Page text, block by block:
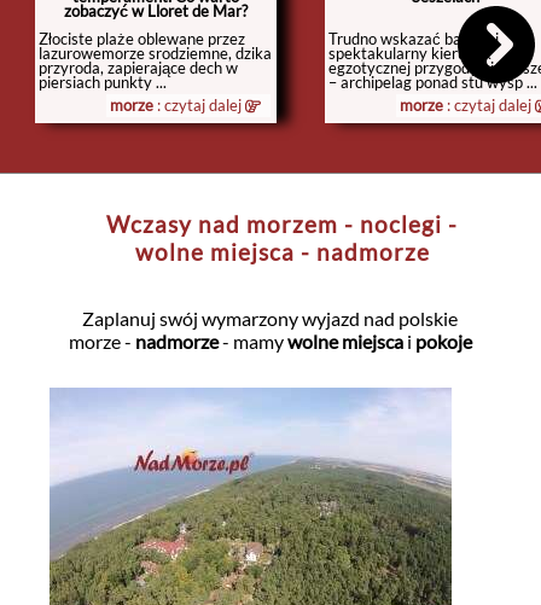
zobaczyć w Lloret de Mar?
Złociste plaże oblewane przez
lazurowemorze srodziemne, dzika
przyroda, zapierające dech w
piersiach punkty ...
morze : czytaj dalej
Trudno wskazać bardziej
spektakularny kierunek
egzotycznej przygody niż
– archipelag ponad stu wysp ...
morze : czytaj dalej
Wczasy nad morzem - noclegi -
wolne miejsca - nadmorze
Zaplanuj swój wymarzony wyjazd nad polskie
morze - nadmorze- mamywolne miejscai pokoje